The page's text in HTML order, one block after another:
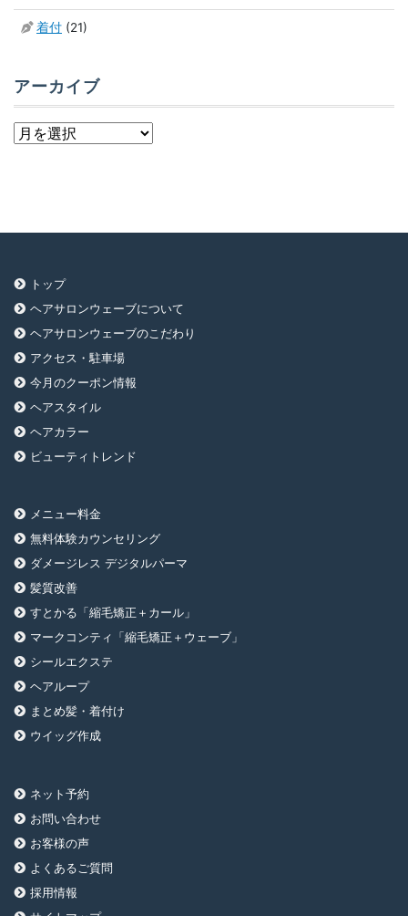
着付 (21)
アーカイブ
ア
トップ
ヘアサロンウェーブについて
ヘアサロンウェーブのこだわり
アクセス・駐車場
今月のクーポン情報
ヘアスタイル
ヘアカラー
ビューティトレンド
メニュー料金
無料体験カウンセリング
ダメージレス デジタルパーマ
髪質改善
すとかる「縮毛矯正＋カール」
マークコンティ「縮毛矯正＋ウェーブ」
シールエクステ
ヘアループ
まとめ髪・着付け
ウイッグ作成
ネット予約
お問い合わせ
お客様の声
よくあるご質問
採用情報